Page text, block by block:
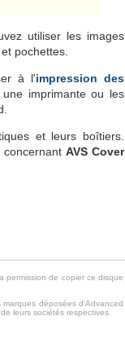
utiliser les images
pochettes.
à l'impression des
imprimante ou les
et leurs boîtiers.
AVS Cover
permission de copier ce disque
déposées d'Advanced
leurs sociétés respectives.